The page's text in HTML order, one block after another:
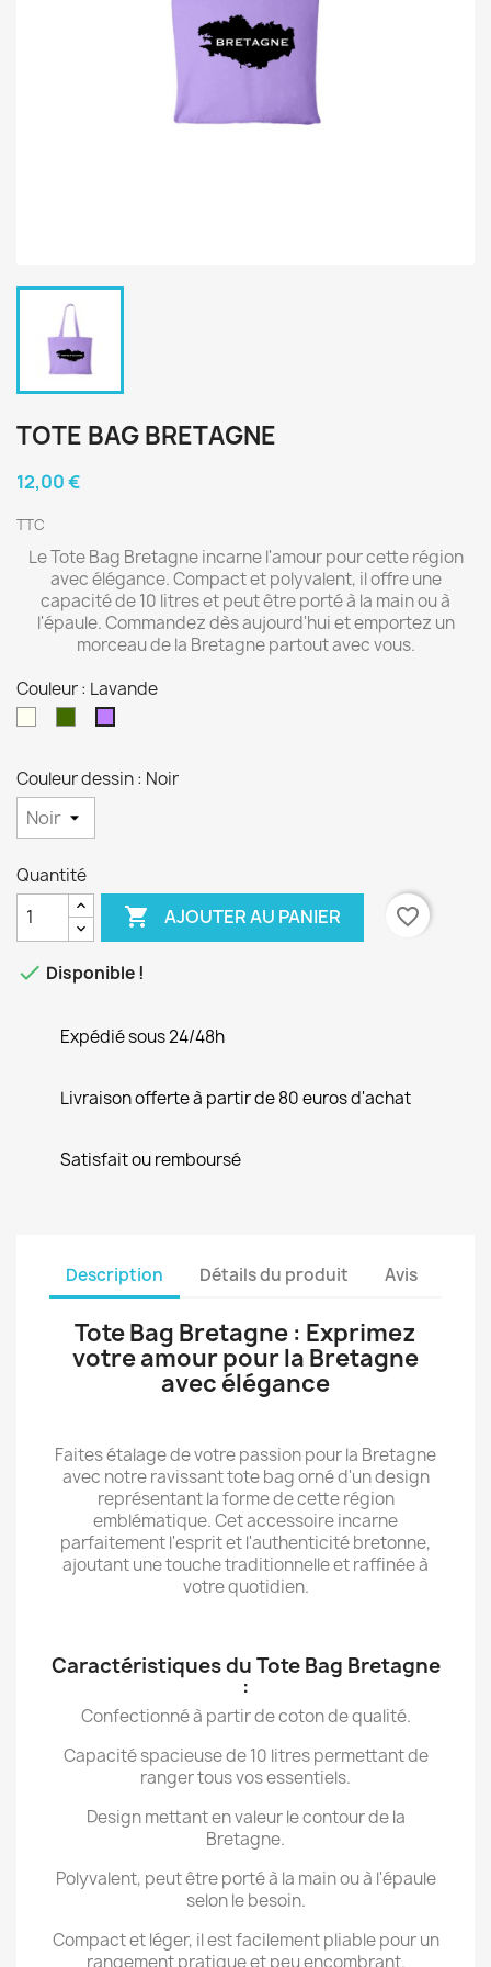
TOTE BAG BRETAGNE
12,00 €
TTC
Le Tote Bag Bretagne incarne l'amour pour cette région
avec élégance. Compact et polyvalent, il offre une
capacité de 10 litres et peut être porté à la main ou à
l'épaule. Commandez dès aujourd'hui et emportez un
morceau de la Bretagne partout avec vous.
Couleur : Lavande
Couleur dessin : Noir
Quantité
 AJOUTER AU PANIER favorite_border
 Disponible !
Expédié sous 24/48h
Livraison offerte à partir de 80 euros d'achat
Satisfait ou remboursé
Description Détails du produit Avis
Tote Bag Bretagne : Exprimez
votre amour pour la Bretagne
avec élégance
Faites étalage de votre passion pour la Bretagne
avec notre ravissant tote bag orné d'un design
représentant la forme de cette région
emblématique. Cet accessoire incarne
parfaitement l'esprit et l'authenticité bretonne,
ajoutant une touche traditionnelle et raffinée à
votre quotidien.
Caractéristiques du Tote Bag Bretagne
:
Confectionné à partir de coton de qualité.
Capacité spacieuse de 10 litres permettant de
ranger tous vos essentiels.
Design mettant en valeur le contour de la
Bretagne.
Polyvalent, peut être porté à la main ou à l'épaule
selon le besoin.
Compact et léger, il est facilement pliable pour un
rangement pratique et peu encombrant.